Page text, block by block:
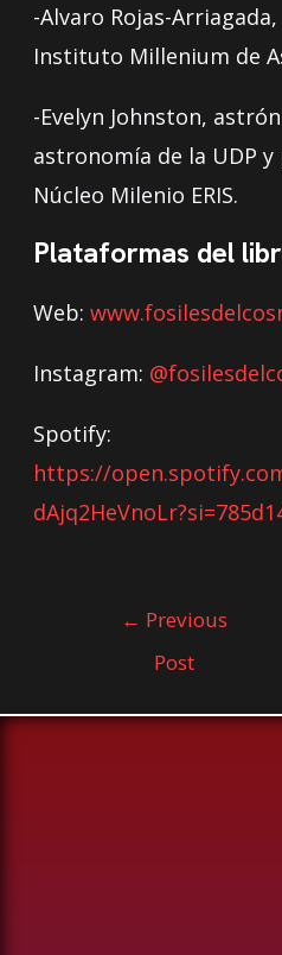
-Alvaro Rojas-
Instituto Millenium de
-Evelyn Johnston,
astronomía de la UDP
Núcleo Milenio ERIS.
Plataformas del
Web:
Instagram:
Spotify:
https://
← Previous
Post